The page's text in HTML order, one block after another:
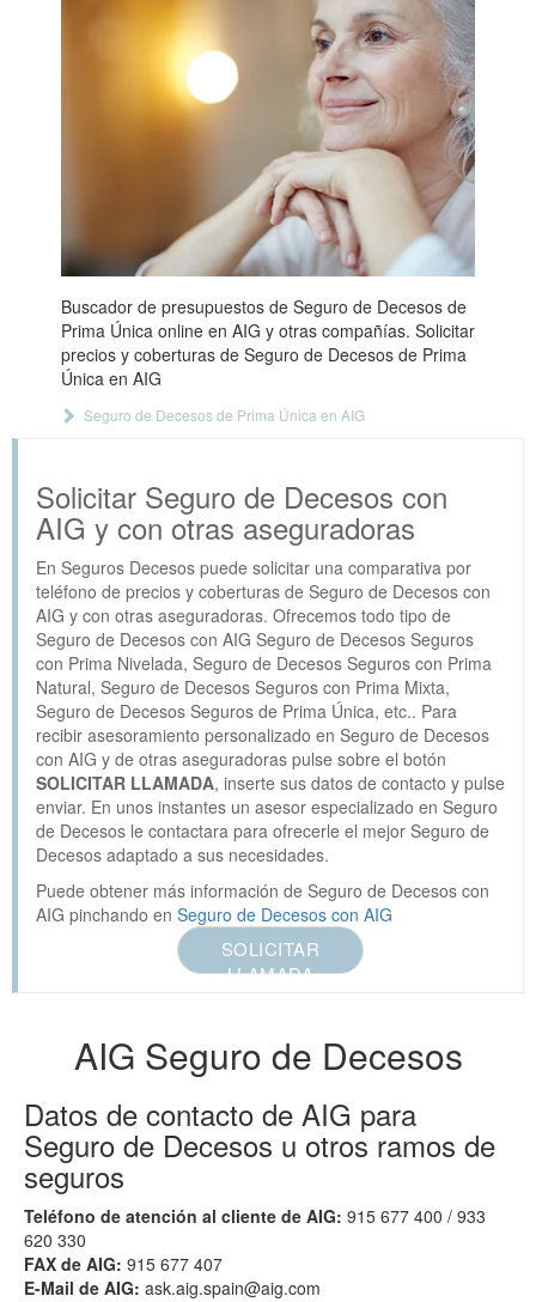
Buscador de presupuestos de Seguro de Decesos de
Prima Única online en AIG y otras compañías. Solicitar
precios y coberturas de Seguro de Decesos de Prima
Única en AIG
Seguro de Decesos de Prima Única en AIG
Solicitar Seguro de Decesos con
AIG y con otras aseguradoras
En Seguros Decesos puede solicitar una comparativa por
teléfono de precios y coberturas de Seguro de Decesos con
AIG y con otras aseguradoras. Ofrecemos todo tipo de
Seguro de Decesos con AIG Seguro de Decesos Seguros
con Prima Nivelada, Seguro de Decesos Seguros con Prima
Natural, Seguro de Decesos Seguros con Prima Mixta,
Seguro de Decesos Seguros de Prima Única, etc.. Para
recibir asesoramiento personalizado en Seguro de Decesos
con AIG y de otras aseguradoras pulse sobre el botón
SOLICITAR LLAMADA, inserte sus datos de contacto y pulse
enviar. En unos instantes un asesor especializado en Seguro
de Decesos le contactara para ofrecerle el mejor Seguro de
Decesos adaptado a sus necesidades.
Puede obtener más información de Seguro de Decesos con
AIG pinchando en Seguro de Decesos con AIG
SOLICITAR
LLAMADA
AIG Seguro de Decesos
Datos de contacto de AIG para
Seguro de Decesos u otros ramos de
seguros
Teléfono de atención al cliente de AIG: 915 677 400 / 933
620 330
FAX de AIG: 915 677 407
E-Mail de AIG: ask.aig.spain@aig.com